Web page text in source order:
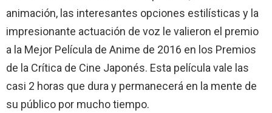
animación, las interesantes opciones estilísticas y la
impresionante actuación de voz le valieron el premio
a la Mejor Película de Anime de 2016 en los Premios
de la Crítica de Cine Japonés. Esta película vale las
casi 2 horas que dura y permanecerá en la mente de
su público por mucho tiempo.